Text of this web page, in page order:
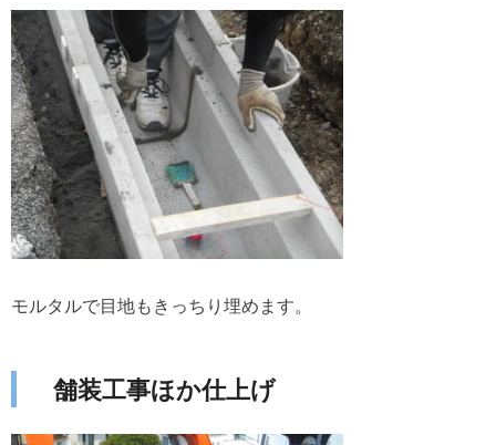
モルタルで目地もきっちり埋めます。
舗装工事ほか仕上げ